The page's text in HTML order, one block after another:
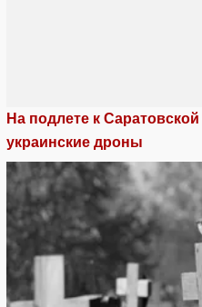
На подлете к
украинские дроны